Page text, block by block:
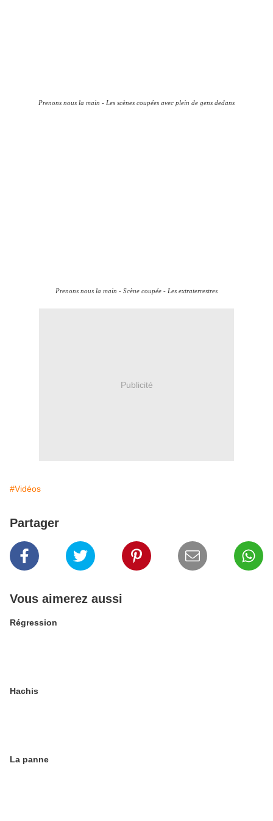
Prenons nous la main - Les scènes coupées avec plein de gens dedans
Prenons nous la main - Scène coupée - Les extraterrestres
Publicité
#Vidéos
Partager
Vous aimerez aussi
Régression
Hachis
La panne